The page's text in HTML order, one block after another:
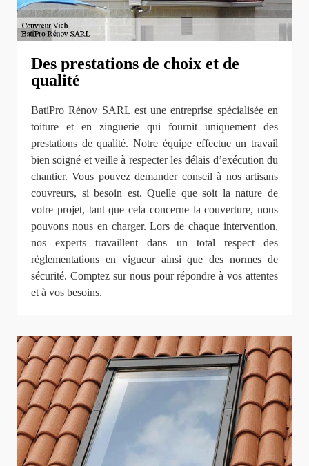
Des prestations de choix et de
qualité
BatiPro Rénov SARL est une entreprise spécialisée en
toiture et en zinguerie qui fournit uniquement des
prestations de qualité. Notre équipe effectue un travail
bien soigné et veille à respecter les délais d’exécution du
chantier. Vous pouvez demander conseil à nos artisans
couvreurs, si besoin est. Quelle que soit la nature de
votre projet, tant que cela concerne la couverture, nous
pouvons nous en charger. Lors de chaque intervention,
nos experts travaillent dans un total respect des
règlementations en vigueur ainsi que des normes de
sécurité. Comptez sur nous pour répondre à vos attentes
et à vos besoins.